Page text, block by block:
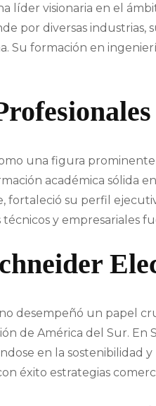
Industria
Industria
Construcción
líder visionaria en el
por diversas industrias,
Su formación en
una figura
académica sólida
fortaleció su perfil
y empresariales
desempeñó un papel
de América del Sur.
en la sostenibilidad
éxito estrategias